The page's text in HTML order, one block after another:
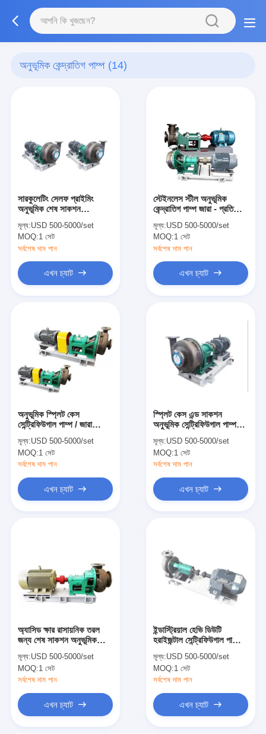
অনুভূমিক কেন্দ্রাতিগ পাম্প (14)
সারকুলেটিং সেলফ প্রাইমিং
অনুভূমিক শেষ সাকশন
স্থানান্তর পাম্প
মূল্য:USD 500-5000/set
MOQ:1 সেট
সর্বশেষ দাম পান
এখন চ্যাট
স্টেইনলেস স্টীল অনুভূমিক
কেন্দ্রাতিগ পাম্প জারা - প্রতিরোধী
মূল্য:USD 500-5000/set
MOQ:1 সেট
সর্বশেষ দাম পান
এখন চ্যাট
অনুভূমিক স্প্লিট কেস
সেন্ট্রিফিউগাল পাম্প / জারা
সেন্ট্রিফিউগাল পাম্প
মূল্য:USD 500-5000/set
MOQ:1 সেট
সর্বশেষ দাম পান
এখন চ্যাট
স্প্লিট কেস এন্ড সাকশন
অনুভূমিক সেন্ট্রিফিউগাল পাম্প
মূল্য:USD 500-5000/set
MOQ:1 সেট
সর্বশেষ দাম পান
এখন চ্যাট
অ্যাসিড ক্ষার রাসায়নিক তরল
জন্য শেষ সাকশন অনুভূমিক
মূল্য:USD 500-5000/set
MOQ:1 সেট
সর্বশেষ দাম পান
এখন চ্যাট
ইন্ডাস্ট্রিয়াল হেভি ডিউটি ​​
হরাইজন্টাল সেন্ট্রিফিউগাল পাম্প,
মূল্য:USD 500-5000/set
MOQ:1 সেট
সর্বশেষ দাম পান
এখন চ্যাট